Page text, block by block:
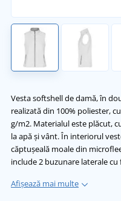
Vesta softshell de damă, în
realizată din 100% poliester,
g/m2. Materialul este plăcut,
la apă și vânt. În interiorul
căptușeală moale din
include 2 buzunare laterale
Afișează mai multe